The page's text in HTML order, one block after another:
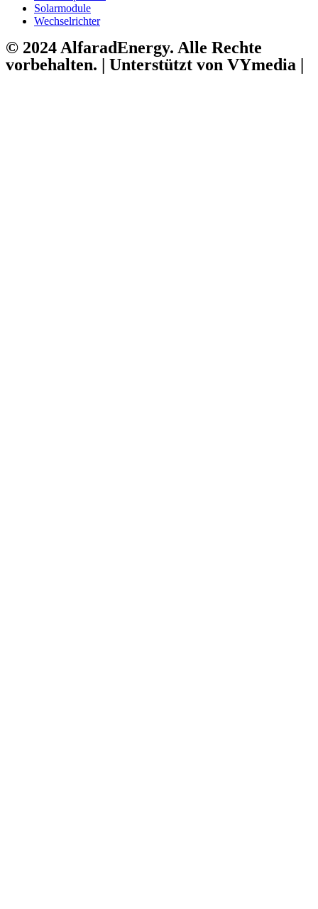
Solarmodule
Wechselrichter
© 2024 AlfaradEnergy. Alle Rechte
vorbehalten. | Unterstützt von VYmedia |